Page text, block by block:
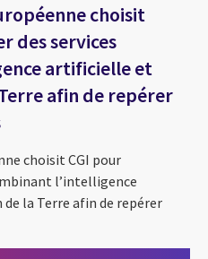
choisit
des services
artificielle et
afin de repérer
choisit CGI pour
l’intelligence
la Terre afin de repérer